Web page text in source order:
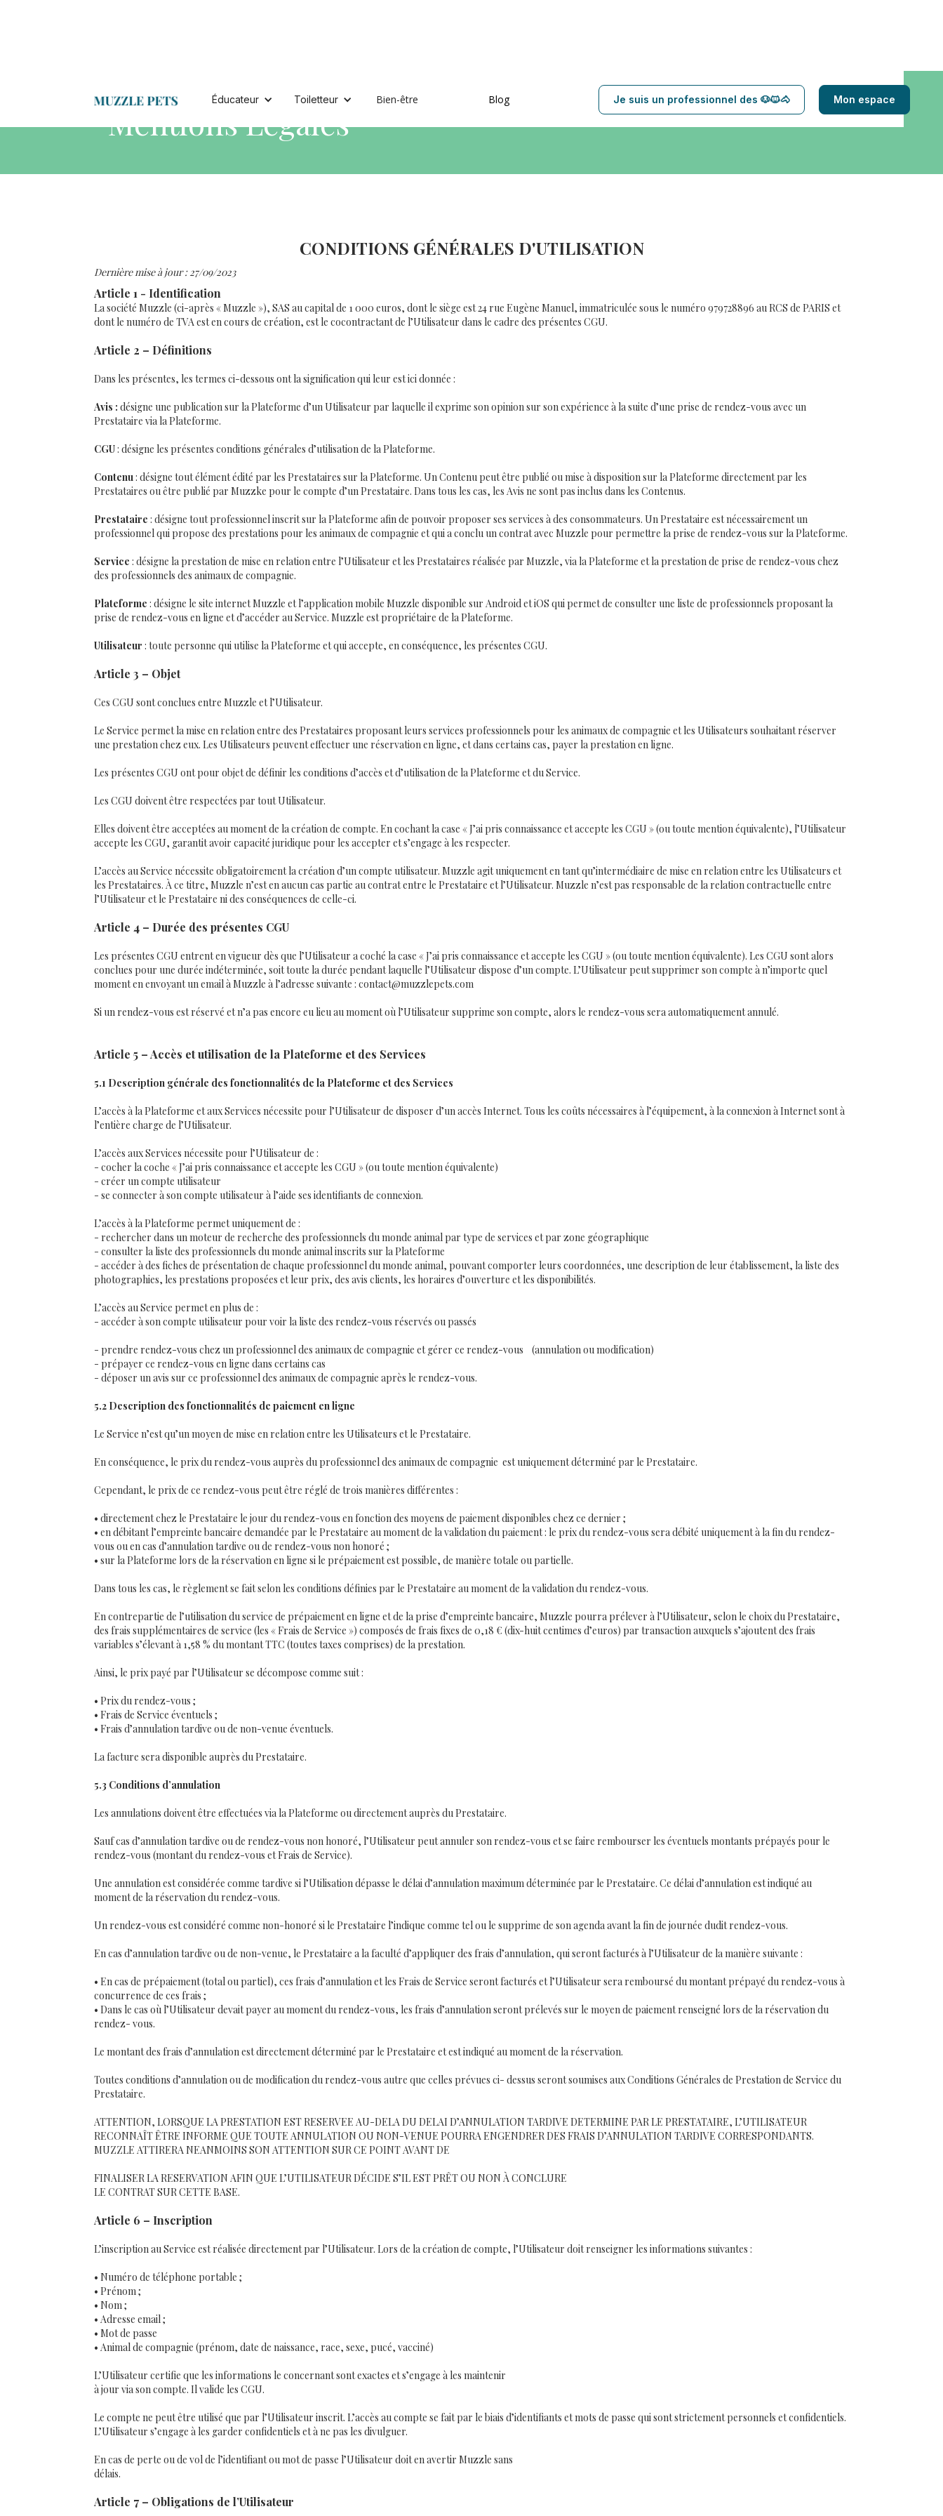
Éducateur Toiletteur Bien-être Blog Je suis un professionnel des 🐶🐱🐴 Mon espace
Mentions Légales
CONDITIONS GÉNÉRALES D'UTILISATION
Dernière mise à jour : 27/09/2023
Article 1 - Identification
La société Muzzle (ci-après « Muzzle »), SAS au capital de 1 000 euros, dont le siège est 24 rue Eugène Manuel, immatriculée sous le numéro 979728896 au RCS de PARIS et
dont le numéro de TVA est en cours de création, est le cocontractant de l’Utilisateur dans le cadre des présentes CGU.
Article 2 – Définitions
Dans les présentes, les termes ci-dessous ont la signification qui leur est ici donnée :
Avis : désigne une publication sur la Plateforme d’un Utilisateur par laquelle il exprime son opinion sur son expérience à la suite d’une prise de rendez-vous avec un
Prestataire via la Plateforme.
CGU: désigne les présentes conditions générales d’utilisation de la Plateforme.
Contenu: désigne tout élément édité par les Prestataires sur la Plateforme. Un Contenu peut être publié ou mise à disposition sur la Plateforme directement par les
Prestataires ou être publié par Muzzke pour le compte d’un Prestataire. Dans tous les cas, les Avis ne sont pas inclus dans les Contenus.
Prestataire : désigne tout professionnel inscrit sur la Plateforme afin de pouvoir proposer ses services à des consommateurs. Un Prestataire est nécessairement un
professionnel qui propose des prestations pour les animaux de compagnie et qui a conclu un contrat avec Muzzle pour permettre la prise de rendez-vous sur la Plateforme.
Service : désigne la prestation de mise en relation entre l’Utilisateur et les Prestataires réalisée par Muzzle, via la Plateforme et la prestation de prise de rendez-vous chez
des professionnels des animaux de compagnie.
Plateforme : désigne le site internet Muzzle et l’application mobile Muzzle disponible sur Android et iOS qui permet de consulter une liste de professionnels proposant la
prise de rendez-vous en ligne et d’accéder au Service. Muzzle est propriétaire de la Plateforme.
Utilisateur : toute personne qui utilise la Plateforme et qui accepte, en conséquence, les présentes CGU.
Article 3 – Objet
Ces CGU sont conclues entre Muzzle et l’Utilisateur.
Le Service permet la mise en relation entre des Prestataires proposant leurs services professionnels pour les animaux de compagnie et les Utilisateurs souhaitant réserver
une prestation chez eux. Les Utilisateurs peuvent effectuer une réservation en ligne, et dans certains cas, payer la prestation en ligne.
Les présentes CGU ont pour objet de définir les conditions d’accès et d’utilisation de la Plateforme et du Service.
Les CGU doivent être respectées par tout Utilisateur.
Elles doivent être acceptées au moment de la création de compte. En cochant la case « J’ai pris connaissance et accepte les CGU » (ou toute mention équivalente), l’Utilisateur
accepte les CGU, garantit avoir capacité juridique pour les accepter et s’engage à les respecter.
L’accès au Service nécessite obligatoirement la création d’un compte utilisateur. Muzzle agit uniquement en tant qu’intermédiaire de mise en relation entre les Utilisateurs et
les Prestataires. À ce titre, Muzzle n’est en aucun cas partie au contrat entre le Prestataire et l’Utilisateur. Muzzle n’est pas responsable de la relation contractuelle entre
l’Utilisateur et le Prestataire ni des conséquences de celle-ci.
Article 4 – Durée des présentes CGU
Les présentes CGU entrent en vigueur dès que l’Utilisateur a coché la case « J’ai pris connaissance et accepte les CGU » (ou toute mention équivalente). Les CGU sont alors
conclues pour une durée indéterminée, soit toute la durée pendant laquelle l’Utilisateur dispose d’un compte. L’Utilisateur peut supprimer son compte à n’importe quel
moment en envoyant un email à Muzzle à l’adresse suivante : contact@muzzlepets.com
Si un rendez-vous est réservé et n’a pas encore eu lieu au moment où l’Utilisateur supprime son compte, alors le rendez-vous sera automatiquement annulé.
Article 5 – Accès et utilisation de la Plateforme et des Services
5.1 Description générale des fonctionnalités de la Plateforme et des Services
L’accès à la Plateforme et aux Services nécessite pour l’Utilisateur de disposer d’un accès Internet. Tous les coûts nécessaires à l’équipement, à la connexion à Internet sont à
l’entière charge de l’Utilisateur.
L’accès aux Services nécessite pour l’Utilisateur de :
- cocher la coche « J’ai pris connaissance et accepte les CGU » (ou toute mention équivalente)
- créer un compte utilisateur
- se connecter à son compte utilisateur à l’aide ses identifiants de connexion.
L’accès à la Plateforme permet uniquement de :
- rechercher dans un moteur de recherche des professionnels du monde animal par type de services et par zone géographique
- consulter la liste des professionnels du monde animal inscrits sur la Plateforme
- accéder à des fiches de présentation de chaque professionnel du monde animal, pouvant comporter leurs coordonnées, une description de leur établissement, la liste des
photographies, les prestations proposées et leur prix, des avis clients, les horaires d’ouverture et les disponibilités.
L’accès au Service permet en plus de :
- accéder à son compte utilisateur pour voir la liste des rendez-vous réservés ou passés
- prendre rendez-vous chez un professionnel des animaux de compagnie et gérer ce rendez-vous (annulation ou modification)
- prépayer ce rendez-vous en ligne dans certains cas
- déposer un avis sur ce professionnel des animaux de compagnie après le rendez-vous.
5.2 Description des fonctionnalités de paiement en ligne
Le Service n’est qu’un moyen de mise en relation entre les Utilisateurs et le Prestataire.
En conséquence, le prix du rendez-vous auprès du professionnel des animaux de compagnie est uniquement déterminé par le Prestataire.
Cependant, le prix de ce rendez-vous peut être réglé de trois manières différentes :
• directement chez le Prestataire le jour du rendez-vous en fonction des moyens de paiement disponibles chez ce dernier ;
• en débitant l’empreinte bancaire demandée par le Prestataire au moment de la validation du paiement : le prix du rendez-vous sera débité uniquement à la fin du rendez-
vous ou en cas d’annulation tardive ou de rendez-vous non honoré ;
• sur la Plateforme lors de la réservation en ligne si le prépaiement est possible, de manière totale ou partielle.
Dans tous les cas, le règlement se fait selon les conditions définies par le Prestataire au moment de la validation du rendez-vous.
En contrepartie de l’utilisation du service de prépaiement en ligne et de la prise d’empreinte bancaire, Muzzle pourra prélever à l’Utilisateur, selon le choix du Prestataire,
des frais supplémentaires de service (les « Frais de Service ») composés de frais fixes de 0,18 € (dix-huit centimes d’euros) par transaction auxquels s’ajoutent des frais
variables s’élevant à 1,58 % du montant TTC (toutes taxes comprises) de la prestation.
Ainsi, le prix payé par l’Utilisateur se décompose comme suit :
• Prix du rendez-vous ;
• Frais de Service éventuels ;
• Frais d’annulation tardive ou de non-venue éventuels.
La facture sera disponible auprès du Prestataire.
5.3 Conditions d’annulation
Les annulations doivent être effectuées via la Plateforme ou directement auprès du Prestataire.
Sauf cas d’annulation tardive ou de rendez-vous non honoré, l’Utilisateur peut annuler son rendez-vous et se faire rembourser les éventuels montants prépayés pour le
rendez-vous (montant du rendez-vous et Frais de Service).
Une annulation est considérée comme tardive si l’Utilisation dépasse le délai d’annulation maximum déterminée par le Prestataire. Ce délai d’annulation est indiqué au
moment de la réservation du rendez-vous.
Un rendez-vous est considéré comme non-honoré si le Prestataire l’indique comme tel ou le supprime de son agenda avant la fin de journée dudit rendez-vous.
En cas d’annulation tardive ou de non-venue, le Prestataire a la faculté d’appliquer des frais d’annulation, qui seront facturés à l’Utilisateur de la manière suivante :
• En cas de prépaiement (total ou partiel), ces frais d’annulation et les Frais de Service seront facturés et l’Utilisateur sera remboursé du montant prépayé du rendez-vous à
concurrence de ces frais ;
• Dans le cas où l’Utilisateur devait payer au moment du rendez-vous, les frais d’annulation seront prélevés sur le moyen de paiement renseigné lors de la réservation du
rendez- vous.
Le montant des frais d’annulation est directement déterminé par le Prestataire et est indiqué au moment de la réservation.
Toutes conditions d’annulation ou de modification du rendez-vous autre que celles prévues ci- dessus seront soumises aux Conditions Générales de Prestation de Service du
Prestataire.
ATTENTION, LORSQUE LA PRESTATION EST RESERVEE AU-DELA DU DELAI D’ANNULATION TARDIVE DETERMINE PAR LE PRESTATAIRE, L’UTILISATEUR
RECONNAÎT ÊTRE INFORME QUE TOUTE ANNULATION OU NON-VENUE POURRA ENGENDRER DES FRAIS D’ANNULATION TARDIVE CORRESPONDANTS.
MUZZLE ATTIRERA NEANMOINS SON ATTENTION SUR CE POINT AVANT DE
FINALISER LA RESERVATION AFIN QUE L’UTILISATEUR DÉCIDE S’IL EST PRÊT OU NON À CONCLURE
LE CONTRAT SUR CETTE BASE.
Article 6 – Inscription
L’inscription au Service est réalisée directement par l’Utilisateur. Lors de la création de compte, l’Utilisateur doit renseigner les informations suivantes :
• Numéro de téléphone portable ;
• Prénom ;
• Nom ;
• Adresse email ;
• Mot de passe
• Animal de compagnie (prénom, date de naissance, race, sexe, pucé, vacciné)
L’Utilisateur certifie que les informations le concernant sont exactes et s’engage à les maintenir
à jour via son compte. Il valide les CGU.
Le compte ne peut être utilisé que par l’Utilisateur inscrit. L’accès au compte se fait par le biais d’identifiants et mots de passe qui sont strictement personnels et confidentiels.
L’Utilisateur s’engage à les garder confidentiels et à ne pas les divulguer.
En cas de perte ou de vol de l’identifiant ou mot de passe l’Utilisateur doit en avertir Muzzle sans
délais.
Article 7 – Obligations de l’Utilisateur